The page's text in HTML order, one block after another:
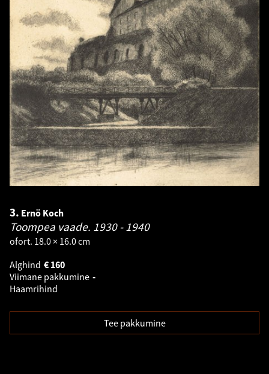
3. Ernö Koch
Toompea vaade. 1930 - 1940
ofort. 18.0 × 16.0 cm
Alghind
160
€
Viimane pakkumine -
Haamrihind
Tee pakkumine